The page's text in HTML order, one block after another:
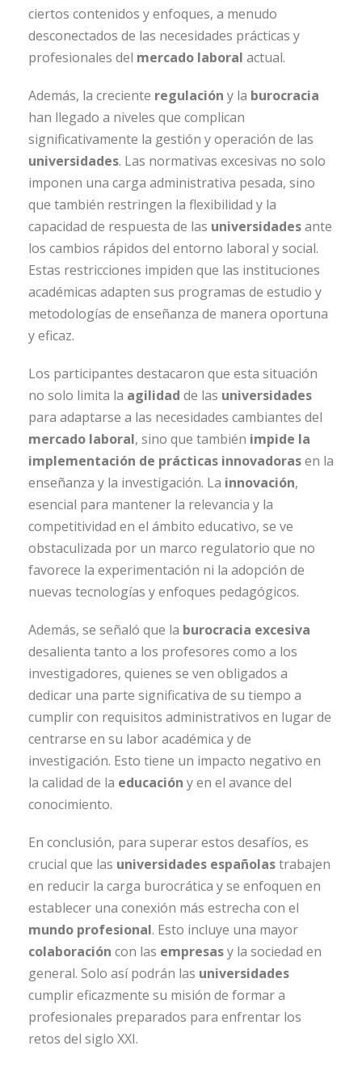
ciertos contenidos y enfoques, a menudo
desconectados de las necesidades prácticas y
profesionales del mercado laboral actual.
Además, la creciente regulación y la burocracia
han llegado a niveles que complican
significativamente la gestión y operación de las
universidades. Las normativas excesivas no solo
imponen una carga administrativa pesada, sino
que también restringen la flexibilidad y la
capacidad de respuesta de las universidadesante
los cambios rápidos del entorno laboral y social.
Estas restricciones impiden que las instituciones
académicas adapten sus programas de estudio y
metodologías de enseñanza de manera oportuna
y eficaz.
Los participantes destacaron que esta situación
no solo limita la agilidad de las universidades
para adaptarse a las necesidades cambiantes del
mercado laboral, sino que también impide la
implementación de prácticas innovadorasen la
enseñanza y la investigación. La innovación,
esencial para mantener la relevancia y la
competitividad en el ámbito educativo, se ve
obstaculizada por un marco regulatorio que no
favorece la experimentación ni la adopción de
nuevas tecnologías y enfoques pedagógicos.
Además, se señaló que la burocracia excesiva
desalienta tanto a los profesores como a los
investigadores, quienes se ven obligados a
dedicar una parte significativa de su tiempo a
cumplir con requisitos administrativos en lugar de
centrarse en su labor académica y de
investigación. Esto tiene un impacto negativo en
la calidad de la educación y en el avance del
conocimiento.
En conclusión, para superar estos desafíos, es
crucial que las universidades españolastrabajen
en reducir la carga burocrática y se enfoquen en
establecer una conexión más estrecha con el
mundo profesional. Esto incluye una mayor
colaboración con las empresasy la sociedad en
general. Solo así podrán las universidades
cumplir eficazmente su misión de formar a
profesionales preparados para enfrentar los
retos del siglo XXI.